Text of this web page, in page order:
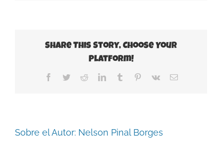
Share This Story, Choose Your
Platform!
Facebook
TwitterRedditLinkedInTumblr Pinterest
Vk
Correo
Sobre el Autor: Nelson Pinal Borges